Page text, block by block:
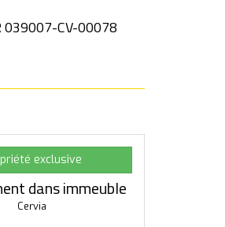
039007-CV-00078
exclusive
dans immeuble
Cervia